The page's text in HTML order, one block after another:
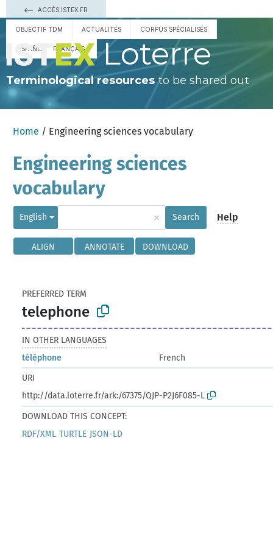
ACCÈS ISTEX.FR
OBJECTIF TDM ACTUALITÉS CORPUS SPÉCIALISÉS
ESPAÑOL FRANÇAIS Loterre
Terminological resourcesto be shared out
Home / Engineering sciences vocabulary
Engineering sciences
vocabulary
English × Search Help
ALIGN ANNOTATE DOWNLOAD
PREFERRED TERM
telephone
IN OTHER LANGUAGES
téléphone
French
URI
http://data.loterre.fr/ark:/67375/QJP-P2J6F085-L
DOWNLOAD THIS CONCEPT:
RDF/XML TURTLE JSON-LD